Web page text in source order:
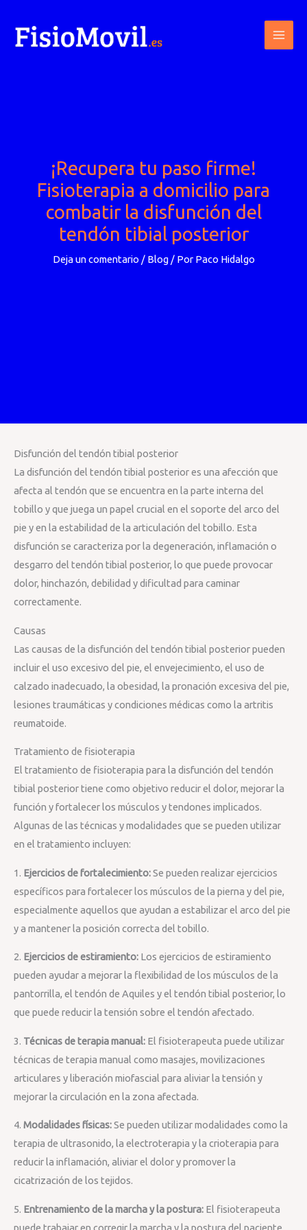
contenido
¡Recupera tu paso firme!
Fisioterapia a domicilio para
combatir la disfunción del
tendón tibial posterior
Deja un comentario / Blog/ Por Paco Hidalgo
Disfunción del tendón tibial posterior
La disfunción del tendón tibial posterior es una afección que
afecta al tendón que se encuentra en la parte interna del
tobillo y que juega un papel crucial en el soporte del arco del
pie y en la estabilidad de la articulación del tobillo. Esta
disfunción se caracteriza por la degeneración, inflamación o
desgarro del tendón tibial posterior, lo que puede provocar
dolor, hinchazón, debilidad y dificultad para caminar
correctamente.
Causas
Las causas de la disfunción del tendón tibial posterior pueden
incluir el uso excesivo del pie, el envejecimiento, el uso de
calzado inadecuado, la obesidad, la pronación excesiva del pie,
lesiones traumáticas y condiciones médicas como la artritis
reumatoide.
Tratamiento de fisioterapia
El tratamiento de fisioterapia para la disfunción del tendón
tibial posterior tiene como objetivo reducir el dolor, mejorar la
función y fortalecer los músculos y tendones implicados.
Algunas de las técnicas y modalidades que se pueden utilizar
en el tratamiento incluyen:
1. Ejercicios de fortalecimiento:Se pueden realizar ejercicios
específicos para fortalecer los músculos de la pierna y del pie,
especialmente aquellos que ayudan a estabilizar el arco del pie
y a mantener la posición correcta del tobillo.
2. Ejercicios de estiramiento: Los ejercicios de estiramiento
pueden ayudar a mejorar la flexibilidad de los músculos de la
pantorrilla, el tendón de Aquiles y el tendón tibial posterior, lo
que puede reducir la tensión sobre el tendón afectado.
3. Técnicas de terapia manual: El fisioterapeuta puede utilizar
técnicas de terapia manual como masajes, movilizaciones
articulares y liberación miofascial para aliviar la tensión y
mejorar la circulación en la zona afectada.
4. Modalidades físicas:Se pueden utilizar modalidades como la
terapia de ultrasonido, la electroterapia y la crioterapia para
reducir la inflamación, aliviar el dolor y promover la
cicatrización de los tejidos.
5. Entrenamiento de la marcha y la postura: El fisioterapeuta
puede trabajar en corregir la marcha y la postura del paciente